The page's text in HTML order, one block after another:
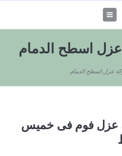
اسطح الدمام
عزل اسطح الدمام
عزل فوم فى خميس